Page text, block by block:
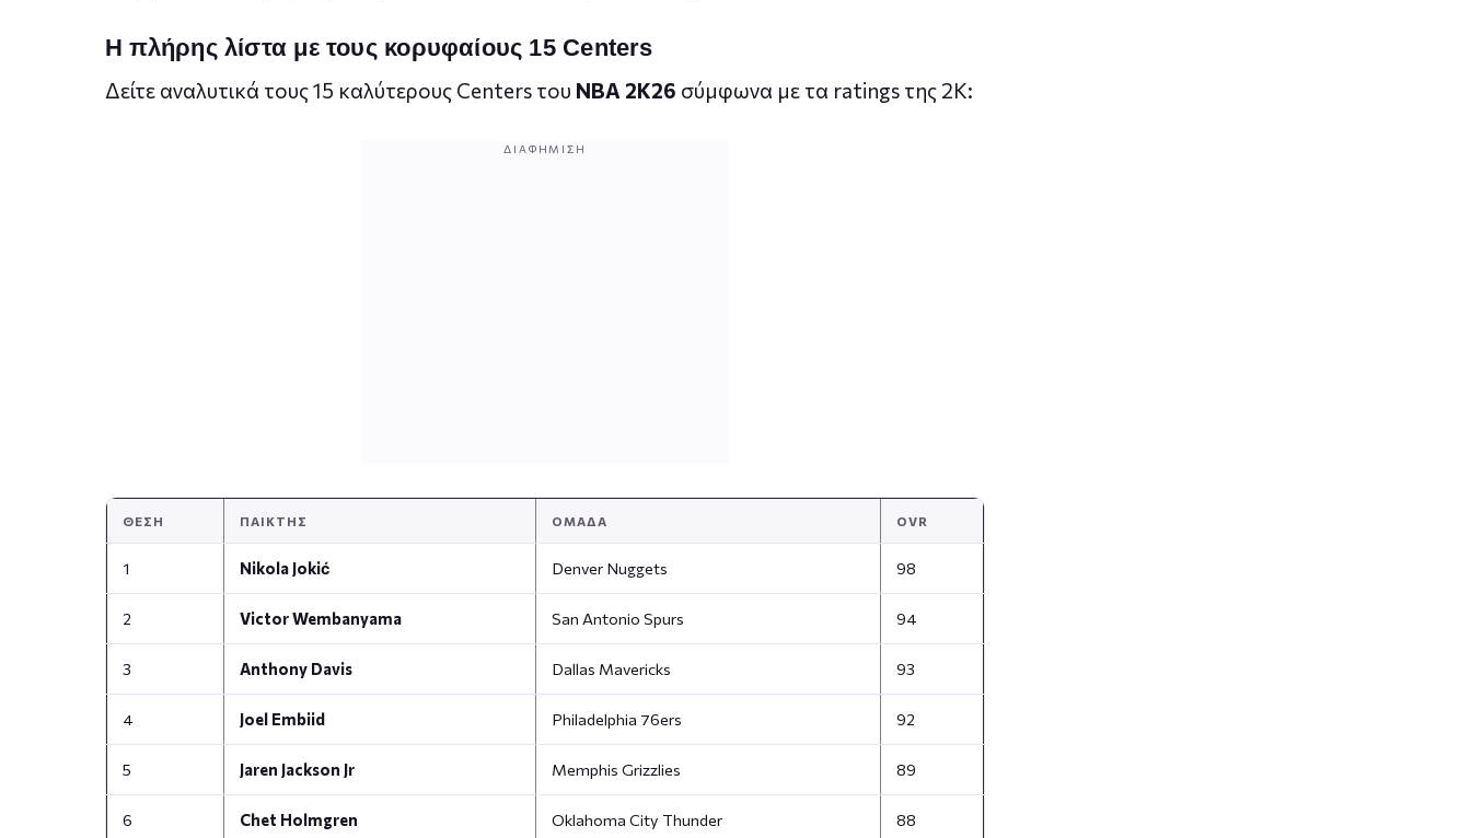
Η πλήρης λίστα με τους κορυφαίους 15 Centers
Δείτε αναλυτικά τους 15 καλύτερους Centers του NBA 2K26 σύμφωνα με τα ratings της 2K:
ΔΙΑΦΉΜΙΣΗ
ΘΈΣΗ ΠΑΊΚΤΗΣ ΟΜΆΔΑ OVR
1 Nikola Jokić Denver Nuggets 98
2 Victor Wembanyama San Antonio Spurs 94
3 Anthony Davis Dallas Mavericks 93
4 Joel Embiid Philadelphia 76ers 92
5 Jaren Jackson Jr Memphis Grizzlies 89
6 Chet Holmgren Oklahoma City Thunder 88